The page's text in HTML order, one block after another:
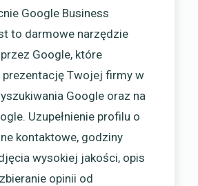
Google Business
to darmowe narzędzie
Google, które
prezentację Twojej firmy w
Google oraz na
Uzupełnienie profilu o
kontaktowe, godziny
wysokiej jakości, opis
opinii od